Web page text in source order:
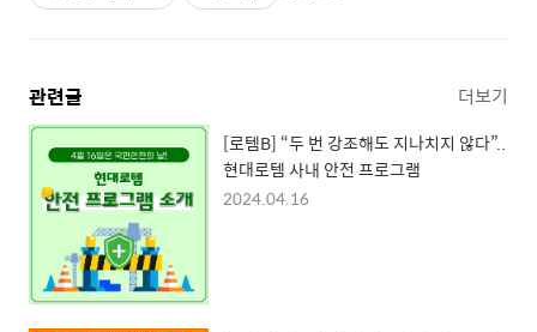
관련글 더보기
[로템B] “두 번 강조해도 지나치지 않다”..
현대로템 사내 안전 프로그램
2024.04.16